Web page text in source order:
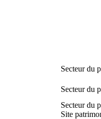
Secteur du
Secteur du
Secteur du
Site